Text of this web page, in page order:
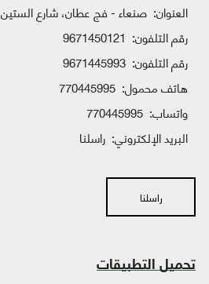
العنوان: صنعاء - فج عطان، شارع الستين
رقم التلفون: 9671450121
رقم التلفون: 9671445993
هاتف محمول: 770445995
واتساب:
البريد الإلكتروني: راسلنا
راسلنا
تحميل التطبيقات